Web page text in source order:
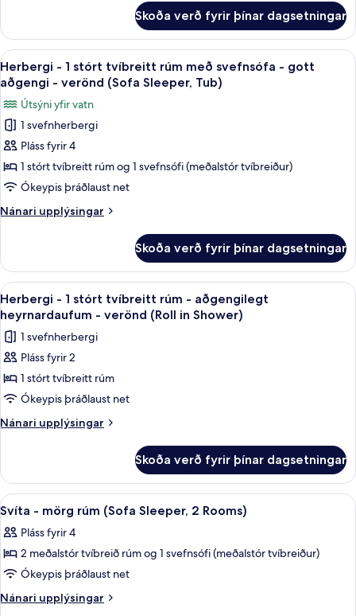
svefnsófa
gott
aðgengi
-
verönd
(Sofa
Sleeper,
View,
Tub)
-
stórt
tvíbreitt
rúm
með
svefnsófa
gott
aðgengi
verönd
(Sofa
Sleeper,
Skoða verð fyrir þínar dagsetningar
Skoða
allar
myndir
fyrir
Herbergi
-
1
stórt
tvíbreitt
rúm
svefnsófa
gott
aðgengi
-
verönd
(Sofa
Sleeper,
Tub)
Rúmföt af bestu gerð, öryggishólf í
4
Herbergi - 1 stórt tvíbreitt rúm með svefnsófa - gott
aðgengi - verönd (Sofa Sleeper, Tub)
Útsýni yfir vatn
1 svefnherbergi
Pláss fyrir 4
1 stórt tvíbreitt rúm og 1 svefnsófi (meðalstór tvíbreiður)
Ókeypis þráðlaust net
Nánari upplýsingar
Nánari
-
stórt
tvíbreitt
rúm
með
svefnsófa
gott
aðgengi
verönd
Skoða verð fyrir þínar dagsetningar
Skoða
allar
myndir
fyrir
Herbergi
-
1
stórt
-
aðgengilegt
heyrnardaufum
-
verönd
(Roll
in
Shower)
Rúmföt af bestu gerð, öryggishólf í
4
Herbergi - 1 stórt tvíbreitt rúm - aðgengilegt
heyrnardaufum - verönd (Roll in Shower)
1 svefnherbergi
Pláss fyrir 2
1 stórt tvíbreitt rúm
Ókeypis þráðlaust net
Nánari upplýsingar
Nánari
-
stórt
rúm
-
aðgengilegt
heyrnardaufum
-
verönd
Skoða verð fyrir þínar dagsetningar
Skoða
allar
myndir
fyrir
Svíta
-
Rúmföt af bestu gerð, öryggishólf í
4
Svíta - mörg rúm (Sofa Sleeper, 2 Rooms)
Pláss fyrir 4
2 meðalstór tvíbreið rúm og 1 svefnsófi (meðalstór tvíbreiður)
Ókeypis þráðlaust net
Nánari upplýsingar
Nánari